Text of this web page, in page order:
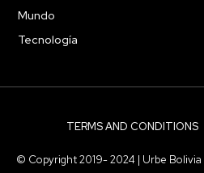
Mundo
Tecnología
TERMS AND CONDITIONS
© Copyright 2019- 2024 | Urbe Bolivia